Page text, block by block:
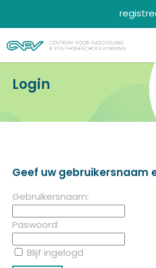
Login
Geef uw gebruikersnaam
Gebruikersnaam:
Paswoord:
Blijf ingelogd